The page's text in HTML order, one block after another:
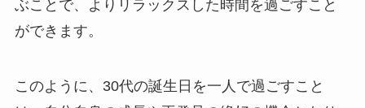
ぶことで、よりリラックスした時間を過ごすこと
ができます。
このように、30代の誕生日を一人で過ごすこと